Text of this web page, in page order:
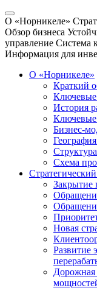
О «Норникеле»
Обзор бизнеса
управление Система
Информация для
О «Норникеле»
Краткий
Ключевые
История
Ключевые
Бизнес-
Схема
Закрытие
Новая
Развитие
Дорожная